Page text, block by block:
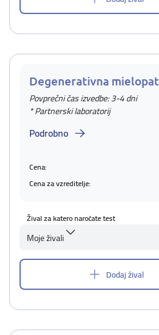
Degenerativna
Povprečni čas izvedbe: 3-4 dni
* Partnerski laboratorij
Podrobno
Cena:
Cena za vzreditelje:
Žival za katero naročate test
Moje živali
Dodaj žival